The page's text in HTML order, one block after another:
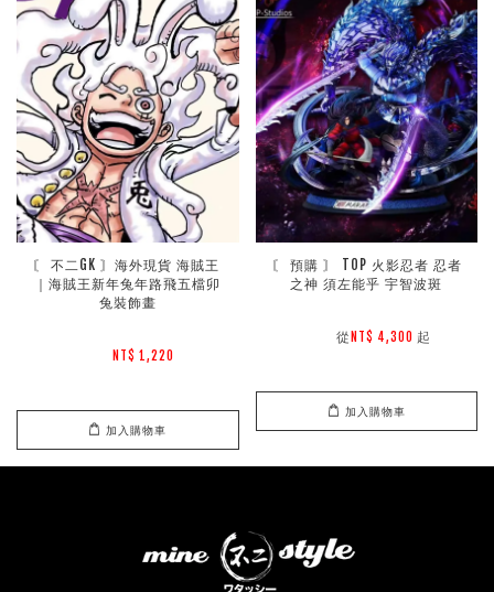
〘 不二GK 〙海外現貨 海賊王
｜海賊王新年兔年路飛五檔卯
兔裝飾畫
NT$ 1,220
加入購物車
〘 預購 〙 TOP 火影忍者 忍者
之神 須左能乎 宇智波斑
        從
NT$ 4,300 起
加入購物車